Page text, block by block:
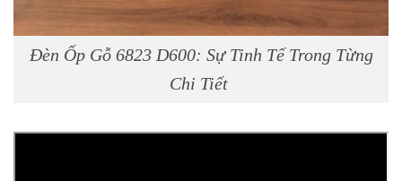
Đèn Ốp Gỗ 6823 D600: Sự Tinh Tế Trong Từng
Chi Tiết